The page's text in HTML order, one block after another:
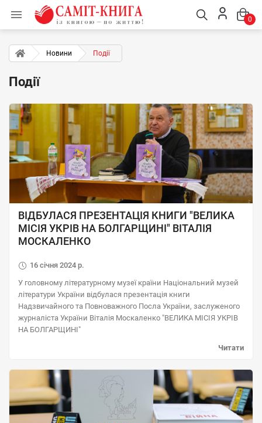
 0
Новини Події
Події
ВІДБУЛАСЯ ПРЕЗЕНТАЦІЯ КНИГИ "ВЕЛИКА
МІСІЯ УКРІВ НА БОЛГАРЩИНІ" ВІТАЛІЯ
МОСКАЛЕНКО
16 січня 2024 р.
У головному літературному музеї країни Національний музей
літератури України відбулася презентація книги
Надзвичайного та Повноважного Посла України, заслуженого
журналіста України Віталія Москаленко "ВЕЛИКА МІСІЯ УКРІВ
НА БОЛГАРЩИНІ"
Читати